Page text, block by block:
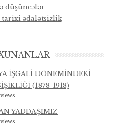
düşüncələr
tarixi ədalətsizlik
İŞGALİ DÖNEMİNDEKİ
(1878-1918)
YADDAŞIMIZ